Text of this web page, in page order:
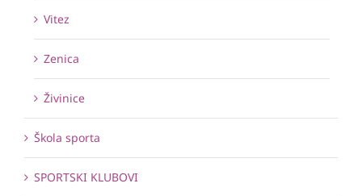
Vitez
Zenica
Živinice
Škola sporta
SPORTSKI KLUBOVI